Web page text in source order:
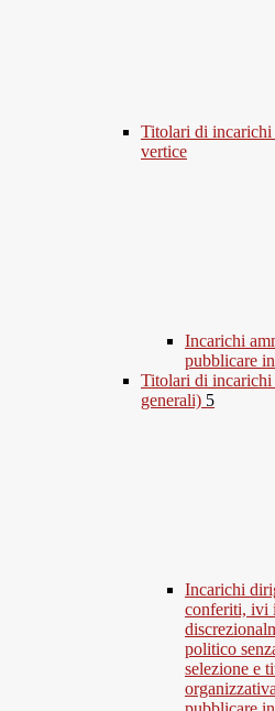
Titolari di
vertice
Incarichi
pubblicare
Titolari di
generali) 5
Incarichi
conferiti, ivi
politico
selezione e